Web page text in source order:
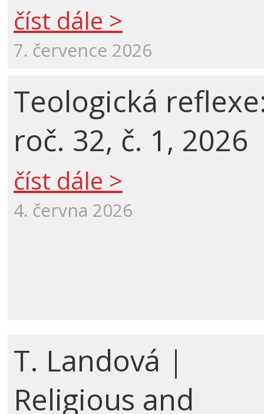
číst dále >
7. července 2026
Teologická
roč. 32, č. 1, 2026
číst dále >
4. června 2026
T. Landová |
Religious and